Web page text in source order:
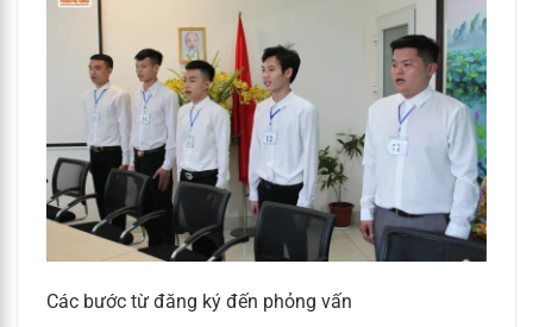
Các bước từ đăng ký đến phỏng vấn